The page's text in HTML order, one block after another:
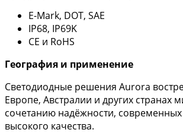
E-Mark, DOT, SAE
IP68, IP69K
CE и RoHS
География и применение
Светодиодные решения Aurora
Европе, Австралии и других странах
сочетанию надёжности, современных
высокого качества.